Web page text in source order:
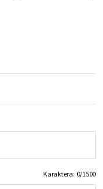
Karaktera: 0/1500